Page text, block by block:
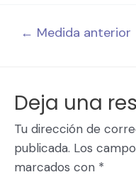
← Medida anterior
Deja una
Tu dirección de
publicada. Los
marcados con *